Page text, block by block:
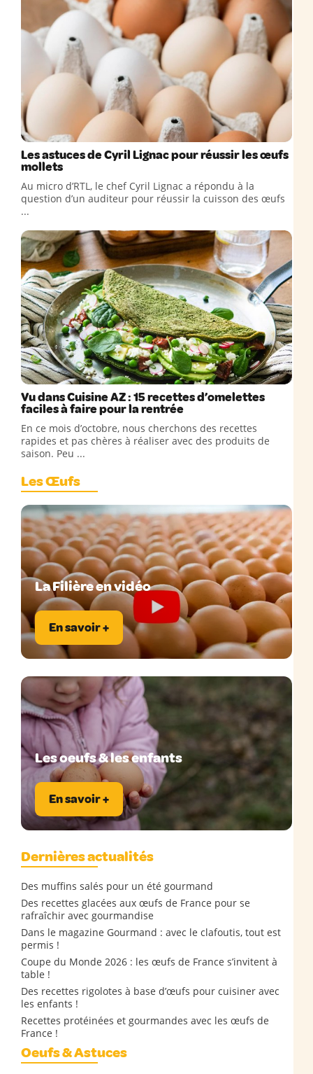
Les astuces de Cyril Lignac pour réussir les œufs
mollets
Au micro d’RTL, le chef Cyril Lignac a répondu à la
question d’un auditeur pour réussir la cuisson des œufs
...
Vu dans Cuisine AZ : 15 recettes d’omelettes
faciles à faire pour la rentrée
En ce mois d’octobre, nous cherchons des recettes
rapides et pas chères à réaliser avec des produits de
saison. Peu ...
Les Œufs
La Filière en vidéo
En savoir +
Les oeufs & les enfants
En savoir +
Dernières actualités
Des muffins salés pour un été gourmand
Des recettes glacées aux œufs de France pour se
rafraîchir avec gourmandise
Dans le magazine Gourmand : avec le clafoutis, tout est
permis !
Coupe du Monde 2026 : les œufs de France s’invitent à
table !
Des recettes rigolotes à base d’œufs pour cuisiner avec
les enfants !
Recettes protéinées et gourmandes avec les œufs de
France !
Oeufs & Astuces